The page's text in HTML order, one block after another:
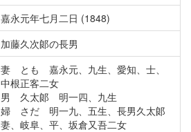
嘉永元年七月二日 (1848)
加藤久次郞の長男
妻 とも 嘉永元、九生、愛知、士、
中根正客二女
男 久太郞 明一四、九生
婦 さだ 明一九、五生、長男久太郞
妻、岐阜、平、坂倉又吾二女